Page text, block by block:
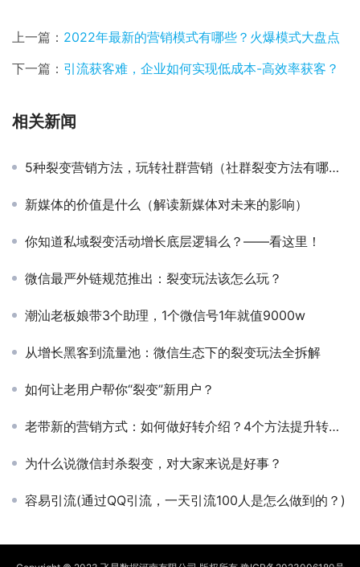
上一篇： 2022年最新的营销模式有哪些？火爆模式大盘点
下一篇： 引流获客难，企业如何实现低成本-高效率获客？
相关新闻
5种裂变营销方法，玩转社群营销（社群裂变方法有哪些）
新媒体的价值是什么（解读新媒体对未来的影响）
你知道私域裂变活动增长底层逻辑么？——看这里！
微信最严外链规范推出：裂变玩法该怎么玩？
潮汕老板娘带3个助理，1个微信号1年就值9000w
从增长黑客到流量池：微信生态下的裂变玩法全拆解
如何让老用户帮你“裂变”新用户？
老带新的营销方式：如何做好转介绍？4个方法提升转发分享率
为什么说微信封杀裂变，对大家来说是好事？
容易引流(通过QQ引流，一天引流100人是怎么做到的？)